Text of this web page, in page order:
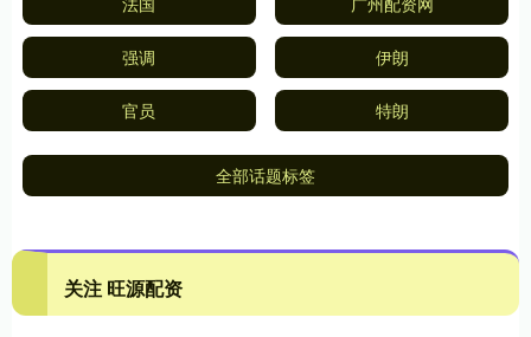
强调 伊朗
官员 特朗
全部话题标签
关注 旺源配资